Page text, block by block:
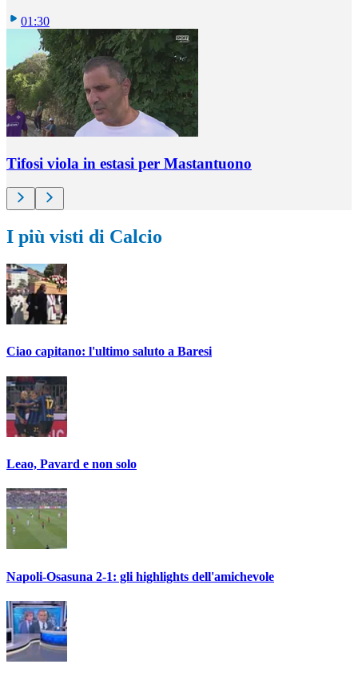
01:30
Tifosi viola in estasi per Mastantuono
I più visti di Calcio
Ciao capitano: l'ultimo saluto a Baresi
Leao, Pavard e non solo
Napoli-Osasuna 2-1: gli highlights dell'amichevole